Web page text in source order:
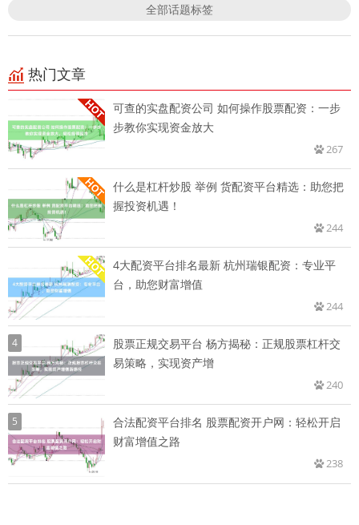
全部话题标签
热门文章
可查的实盘配资公司 如何操作股票配资：一步
步教你实现资金放大
267
什么是杠杆炒股 举例 货配资平台精选：助您把
握投资机遇！
244
4大配资平台排名最新 杭州瑞银配资：专业平
台，助您财富增值
244
4
股票正规交易平台 杨方揭秘：正规股票杠杆交
易策略，实现资产增
240
5
合法配资平台排名 股票配资开户网：轻松开启
财富增值之路
238